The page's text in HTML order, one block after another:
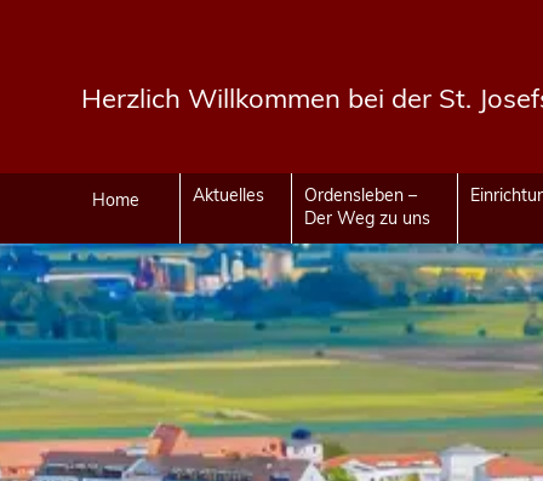
Herzlich Willkommen bei der St.
Home Aktuelles
Ordensleben –
Der Weg zu uns